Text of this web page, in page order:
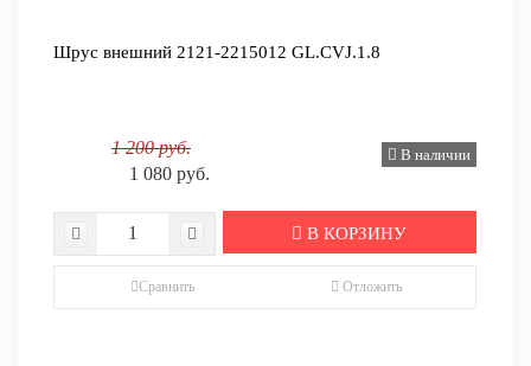
Шрус внешний 2121-2215012 GL.CVJ.1.8
1 200 руб.
1 080 руб.
В наличии
В КОРЗИНУ
Сравнить Отложить